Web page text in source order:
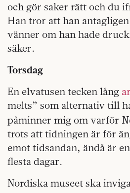
och gör saker rätt och du
Han tror att han
vänner om han hade
säker.
Torsdag
En elvatusen tecken lång
melts” som alternativ till
påminner mig om varför
trots att tidningen är för
emot tidsandan, ändå är
flesta dagar.
Nordiska museet ska